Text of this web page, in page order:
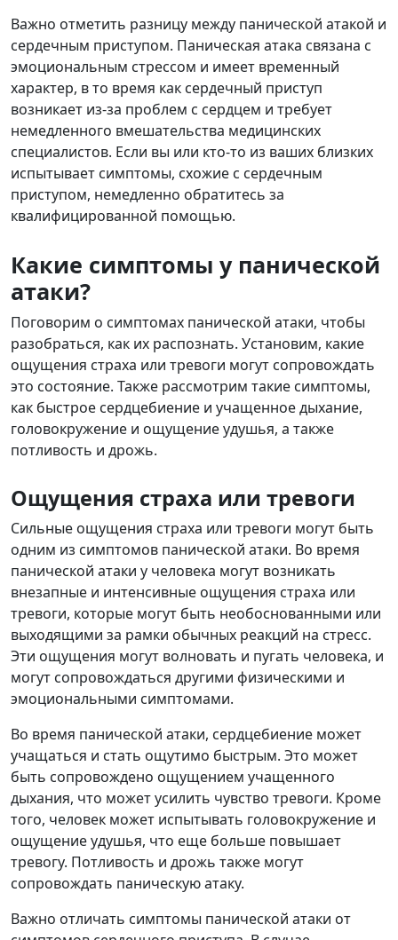
Важно отметить разницу между панической атакой и
сердечным приступом. Паническая атака связана с
эмоциональным стрессом и имеет временный
характер, в то время как сердечный приступ
возникает из-за проблем с сердцем и требует
немедленного вмешательства медицинских
специалистов. Если вы или кто-то из ваших близких
испытывает симптомы, схожие с сердечным
приступом, немедленно обратитесь за
квалифицированной помощью.
Какие симптомы у панической
атаки?
Поговорим о симптомах панической атаки, чтобы
разобраться, как их распознать. Установим, какие
ощущения страха или тревоги могут сопровождать
это состояние. Также рассмотрим такие симптомы,
как быстрое сердцебиение и учащенное дыхание,
головокружение и ощущение удушья, а также
потливость и дрожь.
Ощущения страха или тревоги
Сильные ощущения страха или тревоги могут быть
одним из симптомов панической атаки. Во время
панической атаки у человека могут возникать
внезапные и интенсивные ощущения страха или
тревоги, которые могут быть необоснованными или
выходящими за рамки обычных реакций на стресс.
Эти ощущения могут волновать и пугать человека, и
могут сопровождаться другими физическими и
эмоциональными симптомами.
Во время панической атаки, сердцебиение может
учащаться и стать ощутимо быстрым. Это может
быть сопровождено ощущением учащенного
дыхания, что может усилить чувство тревоги. Кроме
того, человек может испытывать головокружение и
ощущение удушья, что еще больше повышает
тревогу. Потливость и дрожь также могут
сопровождать паническую атаку.
Важно отличать симптомы панической атаки от